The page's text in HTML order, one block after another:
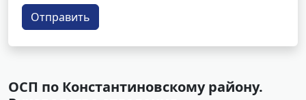
Отправить
ОСП по Константиновскому району.